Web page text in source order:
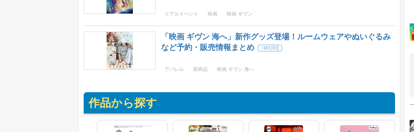
リアルイベント 映画 映画 ギヴン
「映画 ギヴン 海へ」新作グッズ登場！ルームウェアやぬいぐるみ
など予約・販売情報まとめ
アパレル 新商品 映画 ギヴン 海へ
作品から探す